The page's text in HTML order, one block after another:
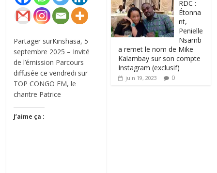
Partager surKinshasa, 5
septembre 2025 – Invité
de l’émission Parcours
diffusée ce vendredi sur
TOP CONGO FM, le
chantre Patrice
J’aime ça :
RDC :
Étonna
nt,
Penielle
Nsamb
a remet le nom de Mike
Kalambay sur son compte
Instagram (exclusif)
juin 19, 2023 0